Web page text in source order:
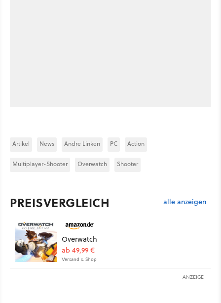
Artikel News Andre Linken PC Action
Multiplayer-Shooter Overwatch Shooter
PREISVERGLEICH alle anzeigen
Overwatch
ab 49,99 €
Versand s. Shop
ANZEIGE